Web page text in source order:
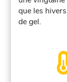
que les
de gel.